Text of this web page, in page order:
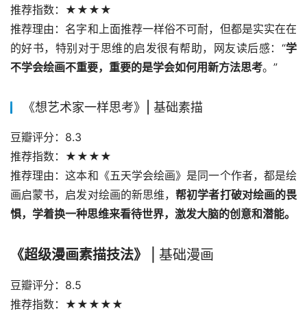
推荐指数：★★★★
推荐理由：名字和上面推荐一样俗不可耐，但都是实实在在
的好书，特别对于思维的启发很有帮助，网友读后感：“学
不学会绘画不重要，重要的是学会如何用新方法思考。”
《想艺术家一样思考》| 基础素描
豆瓣评分：8.3
推荐指数：★★★★
推荐理由：这本和《五天学会绘画》是同一个作者，都是绘
画启蒙书，启发对绘画的新思维，帮初学者打破对绘画的畏
惧，学着换一种思维来看待世界，激发大脑的创意和潜能。
《超级漫画素描技法》 | 基础漫画
豆瓣评分：8.5
推荐指数：★★★★★